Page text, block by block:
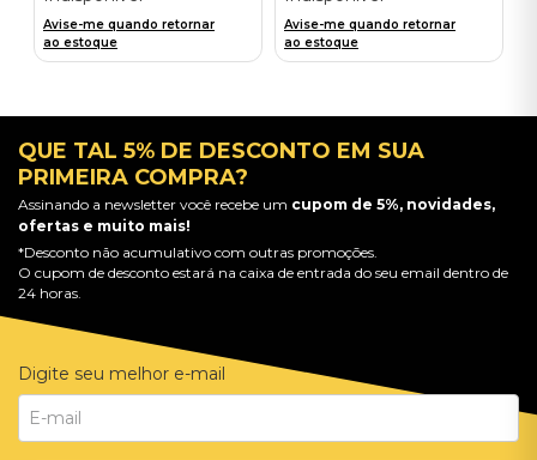
Avise-me quando retornar
ao estoque
Avise-me quando retornar
ao estoque
QUE TAL 5% DE DESCONTO EM SUA
PRIMEIRA COMPRA?
Assinando a newsletter você recebe um cupom de 5%, novidades,
ofertas e muito mais!
*Desconto não acumulativo com outras promoções.
O cupom de desconto estará na caixa de entrada do seu email dentro de
24 horas.
Digite seu melhor e-mail